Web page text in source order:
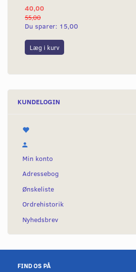
40,00
55,00
Du sparer: 15,00
Læg i kurv
KUNDELOGIN
Min konto
Adressebog
Ønskeliste
Ordrehistorik
Nyhedsbrev
FIND OS PÅ